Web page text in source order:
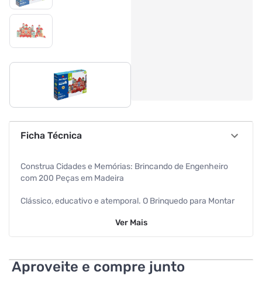
Ficha Técnica
Construa Cidades e Memórias: Brincando de Engenheiro
com 200 Peças em Madeira
Clássico, educativo e atemporal. O Brinquedo para Montar
gerações e continua sendo um dos brinquedos mais
de 3 anos, ele transforma a brincadeira em aprendizado e
possibilita a criação de verdadeiras cidades em miniatura,
Ver Mais
Aproveite e compre junto